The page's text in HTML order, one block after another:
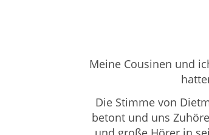
Meine Cousinen und
Die Stimme von
betont und uns